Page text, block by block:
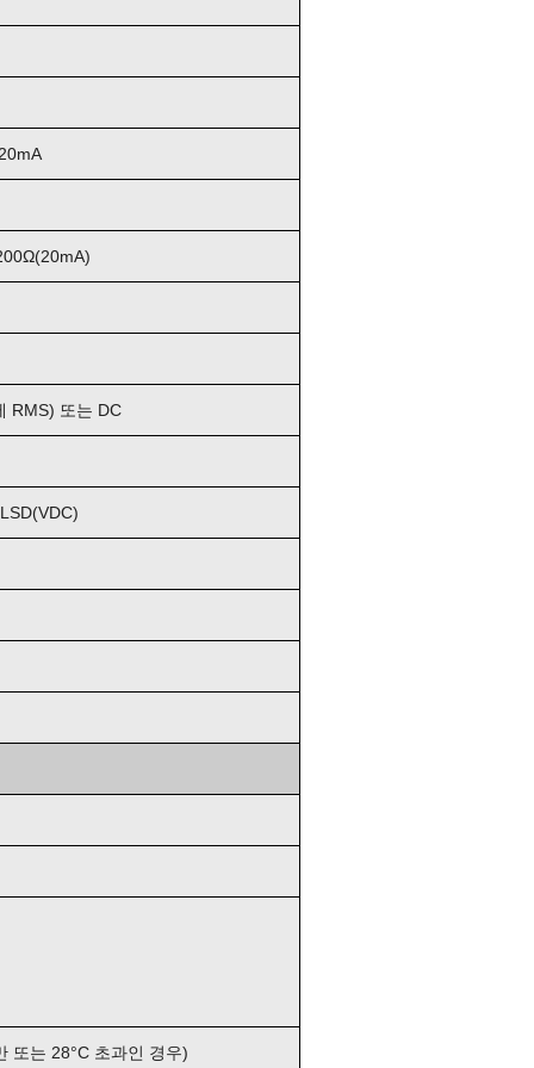
RMS) 또는 DC
또는 28°C 초과인 경우)